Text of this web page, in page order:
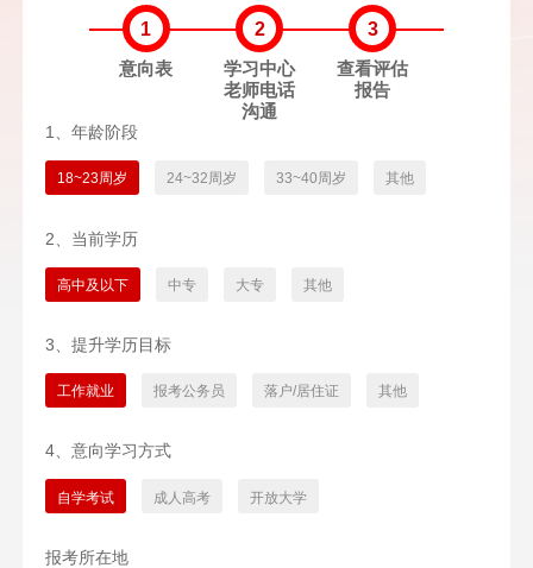
1
意向表
2
学习中心
老师电话
沟通
3
查看评估
报告
1、年龄阶段
18~23周岁 24~32周岁 33~40周岁 其他
2、当前学历
高中及以下 中专 大专 其他
3、提升学历目标
工作就业 报考公务员 落户/居住证 其他
4、意向学习方式
自学考试 成人高考 开放大学
报考所在地